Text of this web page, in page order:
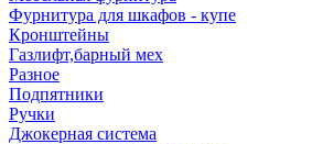
Фурнитура для шкафов - купе
Кронштейны
Газлифт,барный мех
Разное
Подпятники
Ручки
Джокерная система